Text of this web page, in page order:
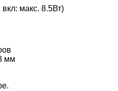
макс. 8.5Вт)
мм